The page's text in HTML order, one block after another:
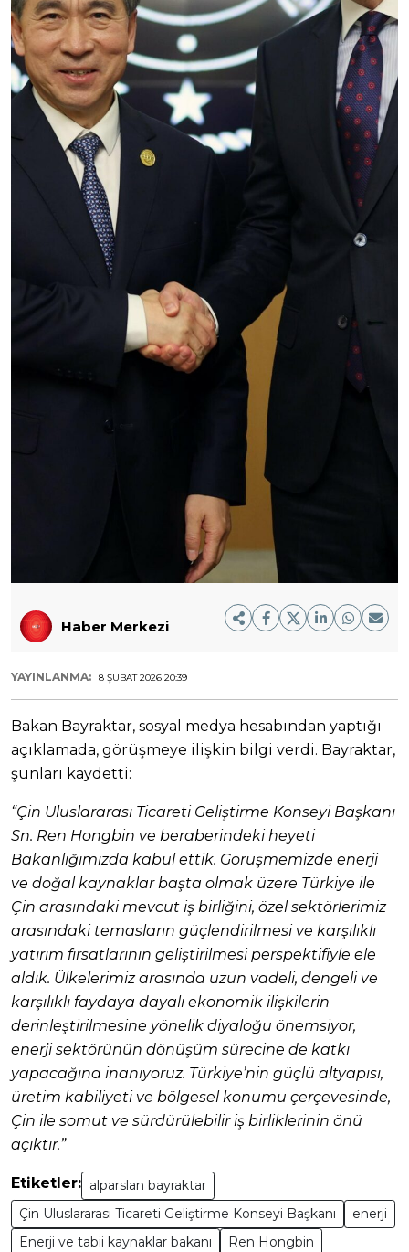
Haber Merkezi
YAYINLANMA: 8 ŞUBAT 2026 20:39
Bakan Bayraktar, sosyal medya hesabından yaptığı
açıklamada, görüşmeye ilişkin bilgi verdi. Bayraktar,
şunları kaydetti:
“Çin Uluslararası Ticareti Geliştirme Konseyi Başkanı
Sn. Ren Hongbin ve beraberindeki heyeti
Bakanlığımızda kabul ettik. Görüşmemizde enerji
ve doğal kaynaklar başta olmak üzere Türkiye ile
Çin arasındaki mevcut iş birliğini, özel sektörlerimiz
arasındaki temasların güçlendirilmesi ve karşılıklı
yatırım fırsatlarının geliştirilmesi perspektifiyle ele
aldık. Ülkelerimiz arasında uzun vadeli, dengeli ve
karşılıklı faydaya dayalı ekonomik ilişkilerin
derinleştirilmesine yönelik diyaloğu önemsiyor,
enerji sektörünün dönüşüm sürecine de katkı
yapacağına inanıyoruz. Türkiye’nin güçlü altyapısı,
üretim kabiliyeti ve bölgesel konumu çerçevesinde,
Çin ile somut ve sürdürülebilir iş birliklerinin önü
açıktır.”
Etiketler: alparslan bayraktar
Çin Uluslararası Ticareti Geliştirme Konseyi Başkanı
enerji
Enerji ve tabii kaynaklar bakanı
Ren Hongbin